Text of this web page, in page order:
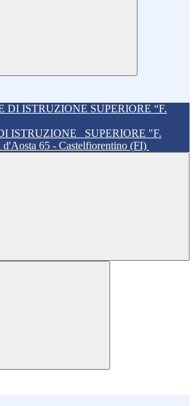
ISTRUZIONE
SUPERIORE "F.
d'Aosta 65 - Castelfiorentino (FI)